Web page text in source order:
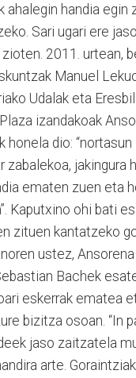
handia egin
Sari ugari ere
2011. urtean,
Manuel
Udalak eta
izandakoak
dio:
jakingura
ematen zuen eta
Kaputxino ohi bati
zituen kantatzeko
ustez, Ansorena
Bachek
eskerrak ematea
bizitza osoan. “In
jaso zaitzatela
arte.